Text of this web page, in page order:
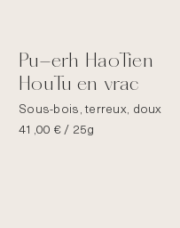
Pu-erh HaoTien
HouTu en vrac
Sous-bois, terreux, doux
41,00 €/ 25g